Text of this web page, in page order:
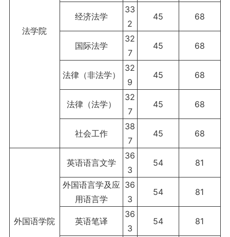
法学院
经济法学
33
2
45 68
国际法学
32
7
45 68
法律（非法学）
32
9
45 68
法律（法学）
32
7
45 68
社会工作
38
7
45 68
外国语学院
英语语言文学
36
3
54 81
外国语言学及应
用语言学
36
3
54 81
英语笔译
36
3
54 81